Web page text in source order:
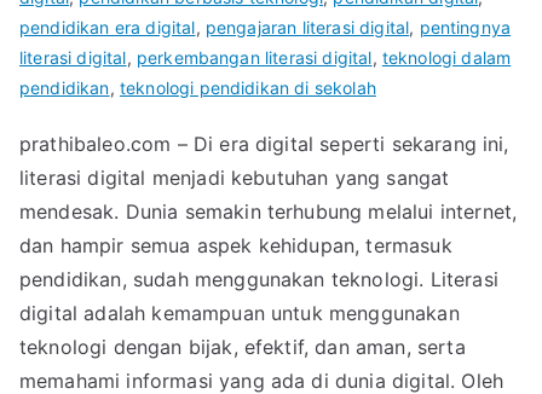
pendidikan era digital, pengajaran literasi digital, pentingnya
literasi digital, perkembangan literasi digital, teknologi dalam
pendidikan, teknologi pendidikan di sekolah
prathibaleo.com – Di era digital seperti sekarang ini,
literasi digital menjadi kebutuhan yang sangat
mendesak. Dunia semakin terhubung melalui internet,
dan hampir semua aspek kehidupan, termasuk
pendidikan, sudah menggunakan teknologi. Literasi
digital adalah kemampuan untuk menggunakan
teknologi dengan bijak, efektif, dan aman, serta
memahami informasi yang ada di dunia digital. Oleh